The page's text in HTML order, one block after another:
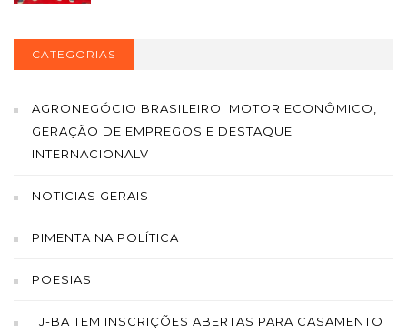
CATEGORIAS
AGRONEGÓCIO BRASILEIRO: MOTOR ECONÔMICO,
GERAÇÃO DE EMPREGOS E DESTAQUE
INTERNACIONALV
NOTICIAS GERAIS
PIMENTA NA POLÍTICA
POESIAS
TJ-BA TEM INSCRIÇÕES ABERTAS PARA CASAMENTO